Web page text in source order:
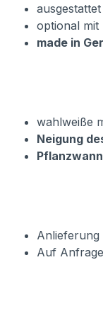
optional mit
made in
wahlweiße
Neigung
Anlieferung
Auf